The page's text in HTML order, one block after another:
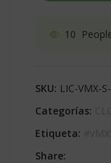
10
SKU: LIC-VMX-
Categorías:
Etiqueta:
Share: